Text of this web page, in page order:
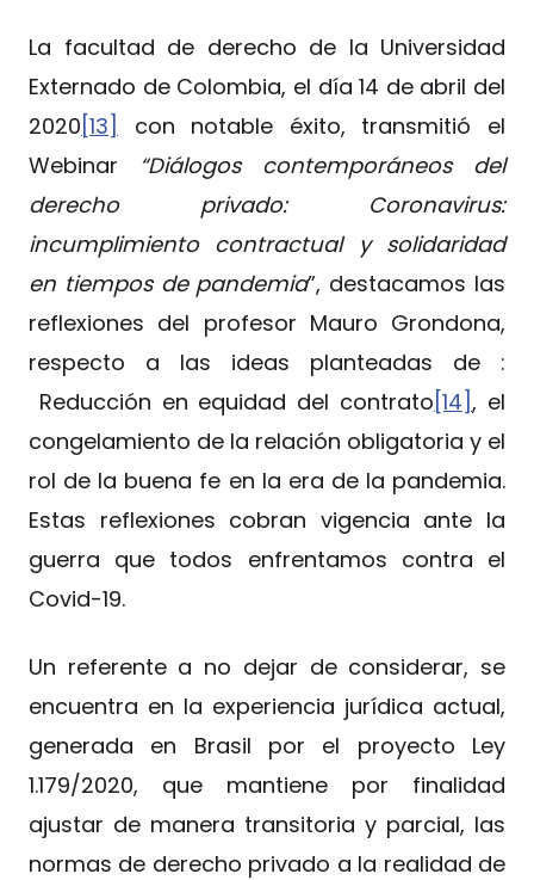
La facultad de derecho de la Universidad
Externado de Colombia, el día 14 de abril del
2020 [13]
con notable éxito, transmitió el
Webinar “Diálogos contemporáneos del
derecho privado: Coronavirus:
incumplimiento contractual y solidaridad
en tiempos de pandemia”, destacamos las
reflexiones del profesor Mauro Grondona,
respecto a las ideas planteadas de :
Reducción en equidad del contrato [14], el
congelamiento de la relación obligatoria y el
rol de la buena fe en la era de la pandemia.
Estas reflexiones cobran vigencia ante la
guerra que todos enfrentamos contra el
Covid-19.
Un referente a no dejar de considerar, se
encuentra en la experiencia jurídica actual,
generada en Brasil por el proyecto Ley
1.179/2020, que mantiene por finalidad
ajustar de manera transitoria y parcial, las
normas de derecho privado a la realidad de